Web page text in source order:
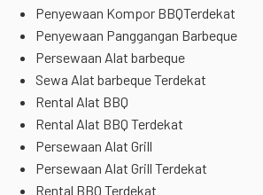
Penyewaan Kompor BBQTerdekat
Penyewaan Panggangan Barbeque
Persewaan Alat barbeque
Sewa Alat barbeque Terdekat
Rental Alat BBQ
Rental Alat BBQ Terdekat
Persewaan Alat Grill
Persewaan Alat Grill Terdekat
Rental BBQ Terdekat